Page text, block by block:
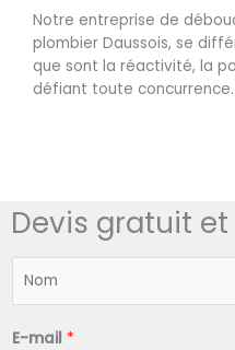
Notre entreprise de
plombier Daussois, se
que sont la réactivité, la
défiant toute concurrence.
Devis gratuit
*
E-mail *